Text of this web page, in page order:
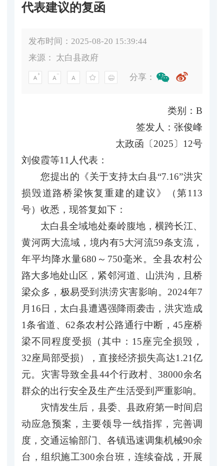
代表建议的复函
发布时间：2025-08-20 15:39:44
来源： 太白县政府
分享：
类别：B
签发人：张俊峰
太政函〔2025〕12号
刘俊霞等11人代表：
您提出的《关于支持太白县“7.16”洪灾
损毁道路桥梁恢复重建的建议》（第113
号）收悉，现答复如下：
太白县全域地处秦岭腹地，横跨长江、
黄河两大流域，境内有5大河流59条支流，
年平均降水量680～750毫米。全县农村公
路大多地处山区，紧邻河道、山洪沟，且桥
梁众多，极易受到洪涝灾害影响。2024年7
月16日，太白县遭遇强降雨袭击，洪灾造成
1条省道、62条农村公路通行中断，45座桥
梁不同程度受损（其中：15座完全损毁，
32座局部受损），直接经济损失高达1.21亿
元。灾害导致全县44个行政村、38000余名
群众的出行安全及生产生活受到严重影响。
灾情发生后，县委、县政府第一时间启
动应急预案，主要领导一线指挥，完善调
度，交通运输部门、各镇迅速调集机械90余
台，组织施工300余台班，连续奋战，开展